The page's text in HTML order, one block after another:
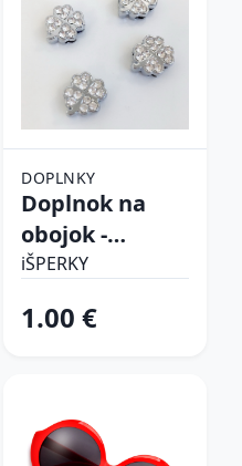
DOPLNKY
Doplnok na
obojok -
Štvorlístok
iŠPERKY
1.00 €